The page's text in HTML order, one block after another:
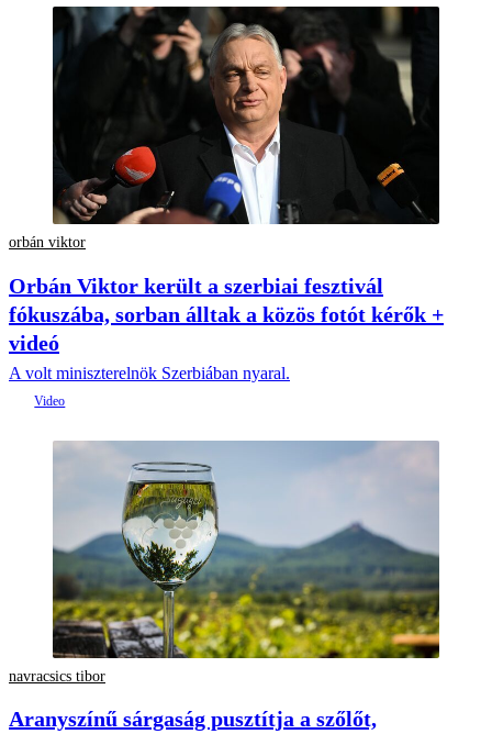
orbán viktor
Orbán Viktor került a szerbiai fesztivál
fókuszába, sorban álltak a közös fotót kérők +
videó
A volt miniszterelnök Szerbiában nyaral.
navracsics tibor
Aranyszínű sárgaság pusztítja a szőlőt,